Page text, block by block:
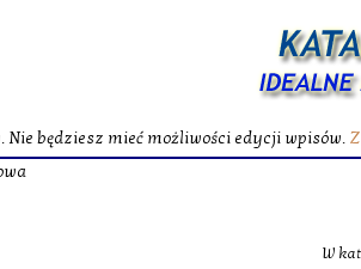
Nie będziesz mieć możliwości edycji wpisów.
W